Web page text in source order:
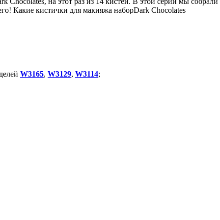
Какие кистички для макияжа наборDark Chocolates
W3165, W3129, W3114;